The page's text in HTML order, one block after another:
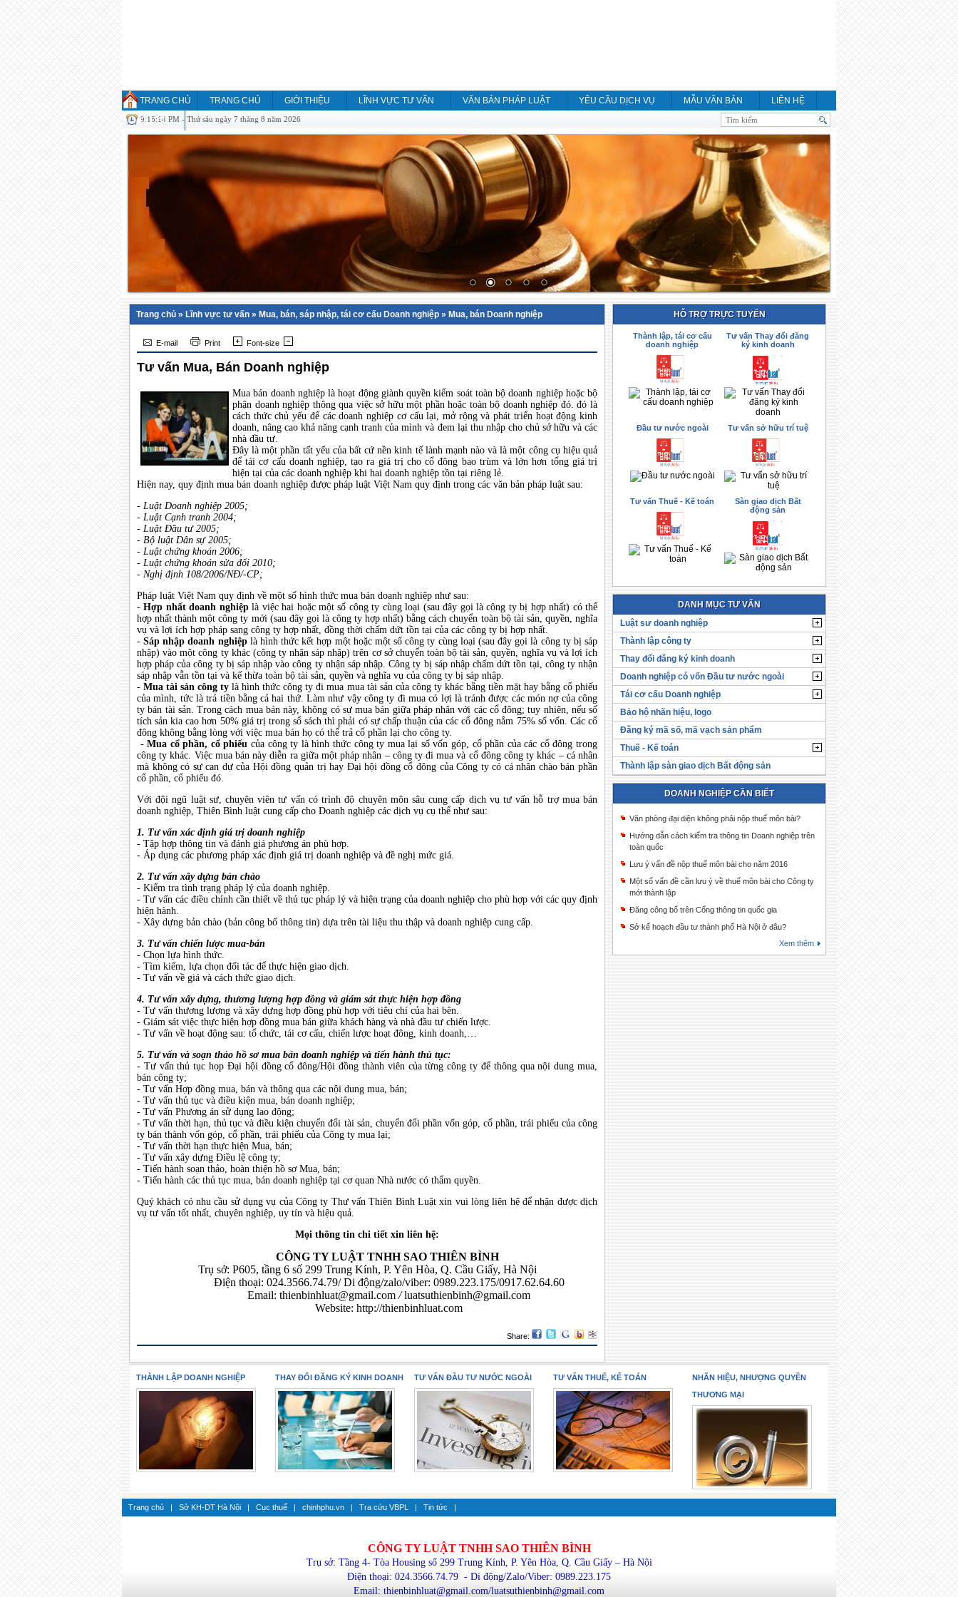
TRANG CHỦ TRANG CHỦ GIỚI THIỆU LĨNH VỰC TƯ VẤN VĂN BẢN PHÁP LUẬT YÊU CẦU DỊCH VỤ MẪU VĂN BẢN
LIÊN HỆ
HỎI ĐÁP
9:18:14 PM - Thứ sáu ngày 7 tháng 8 năm 2026
Trang chủ » Lĩnh vực tư vấn » Mua, bán, sáp nhập, tái cơ cấu Doanh nghiệp » Mua, bán Doanh nghiệp
E-mail Print Font-size
Tư vấn Mua, Bán Doanh nghiệp
Mua bán doanh nghiệp là hoạt động giành quyền kiểm soát toàn bộ doanh nghiệp hoặc bộ
phận doanh nghiệp thông qua việc sở hữu một phần hoặc toàn bộ doanh nghiệp đó. đó là
cách thức chủ yếu để các doanh nghiệp cơ cấu lại, mở rộng và phát triển hoạt động kinh
doanh, nâng cao khả năng cạnh tranh của mình và đem lại thu nhập cho chủ sở hữu và các
nhà đầu tư.
Đây là một phần tất yếu của bất cứ nền kinh tế lành mạnh nào và là một công cụ hiệu quả
để tái cơ cấu doanh nghiệp, tạo ra giá trị cho cổ đông bao trùm và lớn hơn tổng giá trị
hiện tại của các doanh nghiệp khi hai doanh nghiệp tồn tại riêng lẻ.
Hiện nay, quy định mua bán doanh nghiệp được pháp luật Việt Nam quy định trong các văn bản pháp luật sau:
- Luật Doanh nghiệp 2005;
- Luật Cạnh tranh 2004;
- Luật Đầu tư 2005;
- Bộ luật Dân sự 2005;
- Luật chứng khoán 2006;
- Luật chứng khoán sửa đổi 2010;
- Nghị định 108/2006/NĐ/-CP;
Pháp luật Việt Nam quy định về một số hình thức mua bán doanh nghiệp như sau:
-Hợp nhất doanh nghiệplà việc hai hoặc một số công ty cùng loại (sau đây gọi là công ty bị hợp nhất) có thể
hợp nhất thành một công ty mới (sau đây gọi là công ty hợp nhất) bằng cách chuyển toàn bộ tài sản, quyền, nghĩa
vụ và lợi ích hợp pháp sang công ty hợp nhất, đồng thời chấm dứt tồn tại của các công ty bị hợp nhất.
-Sáp nhập doanh nghiệplà hình thức kết hợp một hoặc một số công ty cùng loại (sau đây gọi là công ty bị sáp
nhập) vào một công ty khác (công ty nhận sáp nhập) trên cơ sở chuyển toàn bộ tài sản, quyền, nghĩa vụ và lợi ích
hợp pháp của công ty bị sáp nhập vào công ty nhận sáp nhập. Công ty bị sáp nhập chấm dứt tồn tại, công ty nhận
sáp nhập vẫn tồn tại và kế thừa toàn bộ tài sản, quyền và nghĩa vụ của công ty bị sáp nhập.
-Mua tài sản công ty là hình thức công ty đi mua mua tài sản của công ty khác bằng tiền mặt hay bằng cổ phiếu
của mình, tức là trả tiền bằng cả hai thứ. Làm như vậy công ty đi mua có lợi là tránh được các món nợ của công
ty bán tài sản. Trong cách mua bán này, không có sự mua bán giữa pháp nhân với các cổ đông; tuy nhiên, nếu số
tích sản kia cao hơn 50% giá trị trong sổ sách thì phải có sự chấp thuận của các cổ đông nắm 75% số vốn. Các cổ
đông không bằng lòng với việc mua bán họ có thể trả cổ phần lại cho công ty.
-Mua cổ phần, cổ phiếu của công ty là hình thức công ty mua lại số vốn góp, cổ phần của các cổ đông trong
công ty khác. Việc mua bán này diễn ra giữa một pháp nhân – công ty đi mua và cổ đông công ty khác – cá nhân
mà không có sự can dự của Hội đồng quản trị hay Đại hội đồng cổ đông của Công ty có cá nhân chào bán phần
cổ phần, cổ phiếu đó.
Với đội ngũ luật sư, chuyên viên tư vấn có trình độ chuyên môn sâu cung cấp dịch vụ tư vấn hỗ trợ mua bán
doanh nghiệp, Thiên Bình luật cung cấp cho Doanh nghiệp các dịch vụ cụ thể như sau:
1. Tư vấn xác định giá trị doanh nghiệp
- Tập hợp thông tin và đánh giá phương án phù hợp.
- Áp dụng các phương pháp xác định giá trị doanh nghiệp và đề nghị mức giá.
2. Tư vấn xây dựng bản chào
- Kiểm tra tình trạng pháp lý của doanh nghiệp.
- Tư vấn các điều chỉnh cần thiết về thủ tục pháp lý và hiện trạng của doanh nghiệp cho phù hợp với các quy định
hiện hành.
- Xây dựng bản chào (bản công bố thông tin) dựa trên tài liệu thu thập và doanh nghiệp cung cấp.
3. Tư vấn chiến lược mua-bán
- Chọn lựa hình thức.
- Tìm kiếm, lựa chọn đối tác để thực hiện giao dịch.
- Tư vấn về giá và cách thức giao dịch.
4. Tư vấn xây dựng, thương lượng hợp đồng và giám sát thực hiện hợp đồng
- Tư vấn thương lượng và xây dựng hợp đồng phù hợp với tiêu chí của hai bên.
- Giám sát việc thực hiện hợp đồng mua bán giữa khách hàng và nhà đầu tư chiến lược.
- Tư vấn về hoạt động sau: tổ chức, tái cơ cấu, chiến lược hoạt đông, kinh doanh,…
5. Tư vấn và soạn thảo hồ sơ mua bán doanh nghiệp và tiến hành thủ tục:
- Tư vấn thủ tục họp Đại hội đồng cổ đông/Hội đồng thành viên của từng công ty để thông qua nội dung mua,
bán công ty;
- Tư vấn Hợp đồng mua, bán và thông qua các nội dung mua, bán;
- Tư vấn thủ tục và điều kiện mua, bán doanh nghiệp;
- Tư vấn Phương án sử dụng lao động;
- Tư vấn thời hạn, thủ tục và điều kiện chuyển đổi tài sản, chuyển đổi phần vốn góp, cổ phần, trái phiếu của công
ty bán thành vốn góp, cổ phần, trái phiếu của Công ty mua lại;
- Tư vấn thời hạn thực hiện Mua, bán;
- Tư vấn xây dựng Điều lệ công ty;
- Tiến hành soạn thảo, hoàn thiện hồ sơ Mua, bán;
- Tiến hành các thủ tục mua, bán doanh nghiệp tại cơ quan Nhà nước có thẩm quyền.
Quý khách có nhu cầu sử dụng vụ của Công ty Thư vấn Thiên Bình Luật xin vui lòng liên hệ để nhận được dịch
vụ tư vấn tốt nhất, chuyên nghiệp, uy tín và hiệu quả.
Mọi thông tin chi tiết xin liên hệ:
CÔNG TY LUẬT TNHH SAO THIÊN BÌNH
Trụ sở: P605, tầng 6 số 299 Trung Kính, P. Yên Hòa, Q. Cầu Giấy, Hà Nội
Điện thoại: 024.3566.74.79/Di động/zalo/viber: 0989.223.175/0917.62.64.60
Email:thienbinhluat@gmail.com / luatsuthienbinh@gmail.com
Website:http://thienbinhluat.com
Share:
HỖ TRỢ TRỰC TUYẾN
Thành lập, tái cơ cấu
doanh nghiệp
Tư vấn Thay đổi đăng
ký kinh doanh
Đầu tư nước ngoài Tư vấn sở hữu trí tuệ
Tư vấn Thuế - Kế toán
Sàn giao dịch Bất
động sản
DANH MỤC TƯ VẤN
Luật sư doanh nghiệp
Thành lập công ty
Thay đổi đăng ký kinh doanh
Doanh nghiệp có vốn Đầu tư nước ngoài
Tái cơ cấu Doanh nghiệp
Bảo hộ nhãn hiệu, logo
Đăng ký mã số, mã vạch sản phẩm
Thuế - Kế toán
Thành lập sàn giao dịch Bất động sản
DOANH NGHIỆP CẦN BIẾT
Văn phòng đại diện không phải nộp thuế môn bài?
Hướng dẫn cách kiểm tra thông tin Doanh nghiệp trên
toàn quốc
Lưu ý vấn đề nộp thuế môn bài cho năm 2016
Một số vấn đề cần lưu ý về thuế môn bài cho Công ty
mới thành lập
Đăng công bố trên Cổng thông tin quốc gia
Sở kế hoạch đầu tư thành phố Hà Nội ở đâu?
Xem thêm
THÀNH LẬP DOANH NGHIỆP THAY ĐỔI ĐĂNG KÝ KINH DOANH TƯ VẤN ĐẦU TƯ NƯỚC NGOÀI TƯ VẤN THUẾ, KẾ TOÁN
NHÃN HIỆU, NHƯỢNG QUYỀN
THƯƠNG MẠI
Trang chủ | Sở KH-DT Hà Nội | Cục thuế | chinhphu.vn | Tra cứu VBPL | Tin tức |
CÔNG TY LUẬT TNHH SAO THIÊN BÌNH
Trụ sở: Tầng 4- Tòa Housing số 299 Trung Kính, P. Yên Hòa, Q. Cầu Giấy – Hà Nội
Điện thoại: 024.3566.74.79 - Di động/Zalo/Viber: 0989.223.175
Email: thienbinhluat@gmail.com/luatsuthienbinh@gmail.com